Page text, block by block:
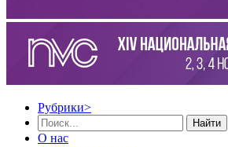
Рубрики>
Найти
О нас